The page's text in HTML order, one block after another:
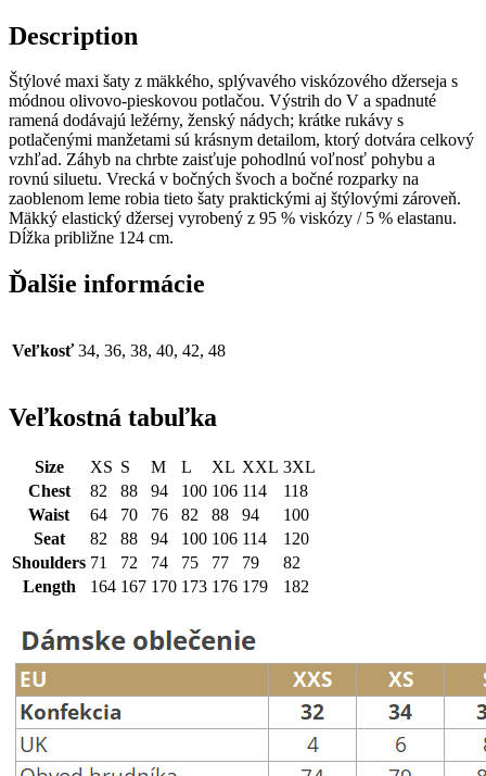
Description
Štýlové maxi šaty z mäkkého, splývavého viskózového džerseja s
módnou olivovo-pieskovou potlačou. Výstrih do V a spadnuté
ramená dodávajú ležérny, ženský nádych; krátke rukávy s
potlačenými manžetami sú krásnym detailom, ktorý dotvára celkový
vzhľad. Záhyb na chrbte zaisťuje pohodlnú voľnosť pohybu a
rovnú siluetu. Vrecká v bočných švoch a bočné rozparky na
zaoblenom leme robia tieto šaty praktickými aj štýlovými zároveň.
Mäkký elastický džersej vyrobený z 95 % viskózy / 5 % elastanu.
Dĺžka približne 124 cm.
Ďalšie informácie
Veľkosť 34, 36, 38, 40, 42, 48
Veľkostná tabuľka
Size XS S M L XL XXL 3XL
Chest
82 88 94 100 106 114
118
Waist
64 70 76 82 88 94
100
Seat
82 88 94 100 106 114
120
Shoulders 71 72 74 75 77 79
82
Length
164 167 170 173 176 179 182